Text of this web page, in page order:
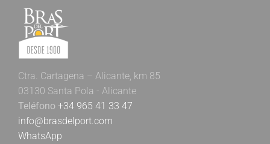
Ctra. Cartagena – Alicante, km 85
03130 Santa Pola - Alicante
Teléfono +34 965 41 33 47
info@brasdelport.com
WhatsApp